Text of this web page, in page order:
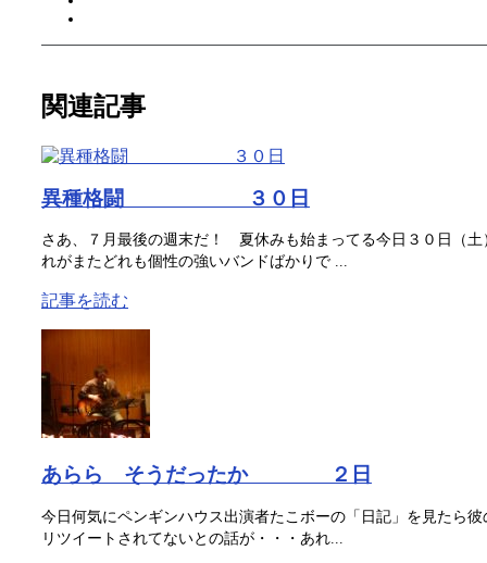
関連記事
異種格闘 ３０日
さあ、７月最後の週末だ！ 夏休みも始まってる今日３０日（
れがまたどれも個性の強いバンドばかりで ...
記事を読む
あらら そうだったか ２日
今日何気にペンギンハウス出演者たこボーの「日記」を見たら
リツイートされてないとの話が・・・あれ...